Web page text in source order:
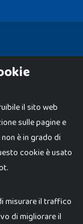
il sito web
sulle pagine e
è in grado di
cookie è usato
misurare il traffico
di migliorare il